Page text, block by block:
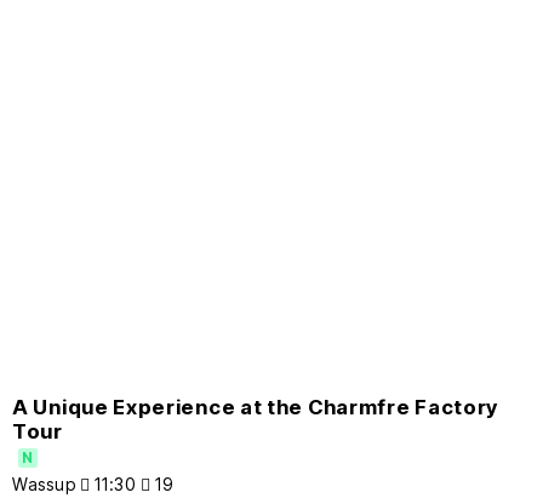
A Unique Experience at the Charmfre Factory
Tour
N
Wassup 11:30
19